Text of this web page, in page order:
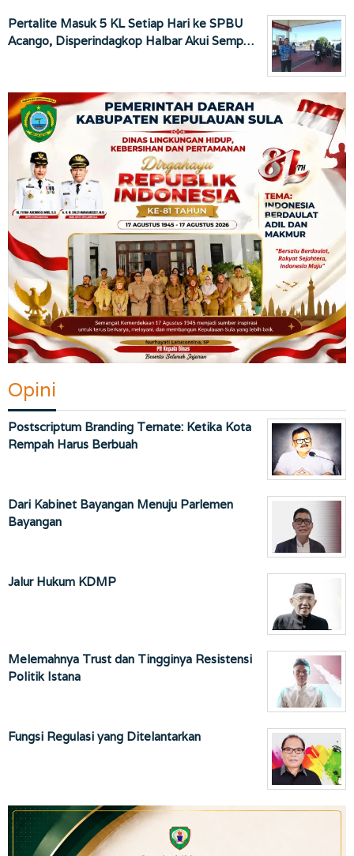
Pertalite Masuk 5 KL Setiap Hari ke SPBU
Acango, Disperindagkop Halbar Akui Semp…
Opini
Postscriptum Branding Ternate: Ketika Kota
Rempah Harus Berbuah
Dari Kabinet Bayangan Menuju Parlemen
Bayangan
Jalur Hukum KDMP
Melemahnya Trust dan Tingginya Resistensi
Politik Istana
Fungsi Regulasi yang Ditelantarkan